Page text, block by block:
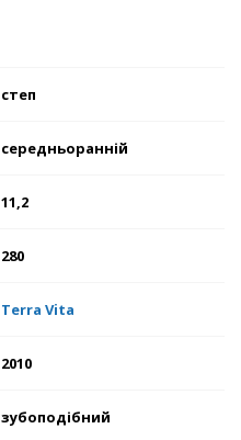
степ
середньоранній
11,2
280
Terra Vita
2010
зубоподібний